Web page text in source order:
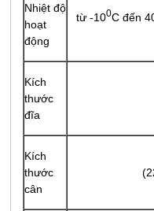
Nhiệt độ
hoạt
động
từ -100C đến
Kích
thước
đĩa
Kích
thước
cân